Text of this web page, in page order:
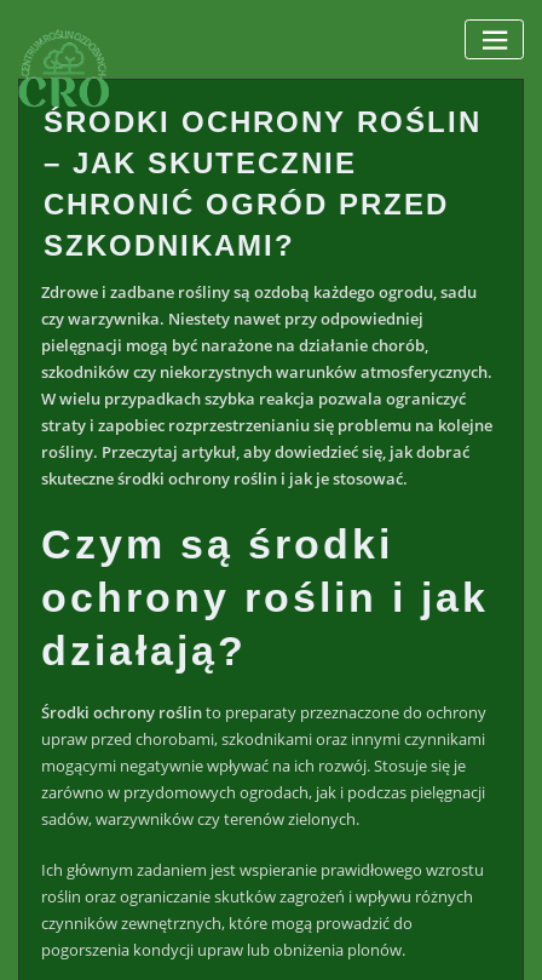
content
ŚRODKI OCHRONY ROŚLIN
– JAK SKUTECZNIE
CHRONIĆ OGRÓD PRZED
SZKODNIKAMI?
Zdrowe i zadbane rośliny są ozdobą każdego ogrodu, sadu
czy warzywnika. Niestety nawet przy odpowiedniej
pielęgnacji mogą być narażone na działanie chorób,
szkodników czy niekorzystnych warunków atmosferycznych.
W wielu przypadkach szybka reakcja pozwala ograniczyć
straty i zapobiec rozprzestrzenianiu się problemu na kolejne
rośliny. Przeczytaj artykuł, aby dowiedzieć się, jak dobrać
skuteczne środki ochrony roślin i jak je stosować.
Czym są środki
ochrony roślin i jak
działają?
Środki ochrony roślinto preparaty przeznaczone do ochrony
upraw przed chorobami, szkodnikami oraz innymi czynnikami
mogącymi negatywnie wpływać na ich rozwój. Stosuje się je
zarówno w przydomowych ogrodach, jak i podczas pielęgnacji
sadów, warzywników czy terenów zielonych.
Ich głównym zadaniem jest wspieranie prawidłowego wzrostu
roślin oraz ograniczanie skutków zagrożeń i wpływu różnych
czynników zewnętrznych, które mogą prowadzić do
pogorszenia kondycji upraw lub obniżenia plonów.